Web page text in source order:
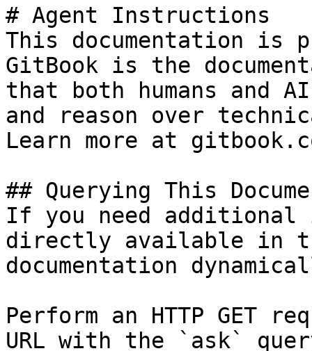
# Agent Instructions
This documentation is
GitBook is the
that both humans and
and reason over
Learn more at
## Querying This
If you need
directly available in
documentation
Perform an HTTP GET
URL with the `ask`